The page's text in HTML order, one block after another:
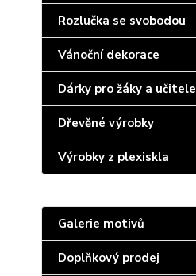
Rozlučka se svobodou
Vánoční dekorace
Dárky pro žáky a učitele
Dřevěné výrobky
Výrobky z plexiskla
Galerie motivů
Doplňkový prodej